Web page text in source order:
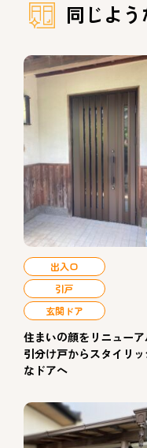
同じよ
出入口
引戸
玄関ドア
住まいの顔をリニューア
引分け戸からスタイリッ
なドアへ